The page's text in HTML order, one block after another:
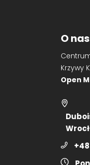
O nas
Krzywy
Open